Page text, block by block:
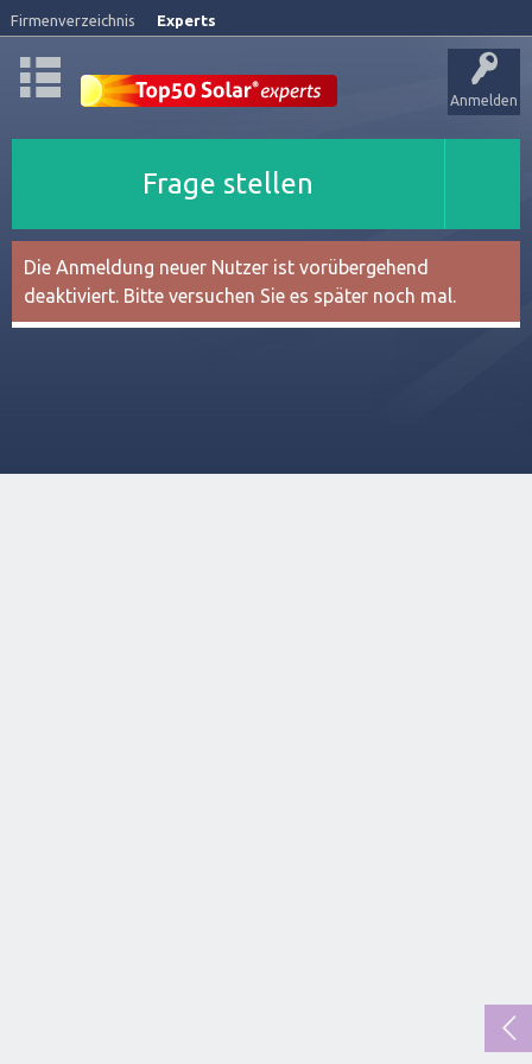
Firmenverzeichnis Experts
Anmelden
Frage stellen
Die Anmeldung neuer Nutzer ist vorübergehend
deaktiviert. Bitte versuchen Sie es später noch mal.